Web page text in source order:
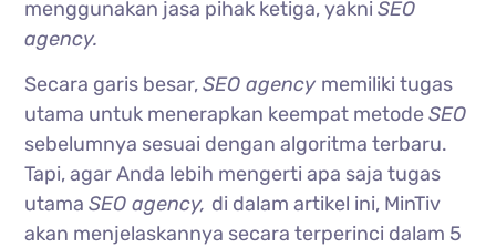
menggunakan jasa pihak ketiga, yakniSEO
agency.
Secara garis besar,SEO agency memiliki tugas
utama untuk menerapkan keempat metodeSEO
sebelumnya sesuai dengan algoritma terbaru.
Tapi, agar Anda lebih mengerti apa saja tugas
utamaSEO agency, di dalam artikel ini, MinTiv
akan menjelaskannya secara terperinci dalam 5